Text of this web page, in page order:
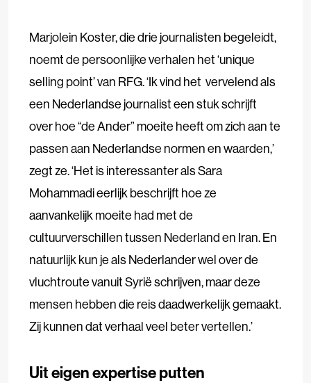
Marjolein Koster, die drie journalisten begeleidt,
noemt de persoonlijke verhalen het ‘unique
selling point’ van RFG. ‘Ik vind het vervelend als
een Nederlandse journalist een stuk schrijft
over hoe “de Ander” moeite heeft om zich aan te
passen aan Nederlandse normen en waarden,’
zegt ze. ‘Het is interessanter als Sara
Mohammadi eerlijk beschrijft hoe ze
aanvankelijk moeite had met de
cultuurverschillen tussen Nederland en Iran. En
natuurlijk kun je als Nederlander wel over de
vluchtroute vanuit Syrië schrijven, maar deze
mensen hebben die reis daadwerkelijk gemaakt.
Zij kunnen dat verhaal veel beter vertellen.’
Uit eigen expertise putten